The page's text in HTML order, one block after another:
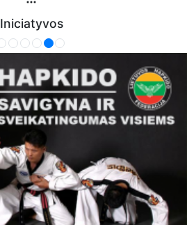
Iniciatyvos